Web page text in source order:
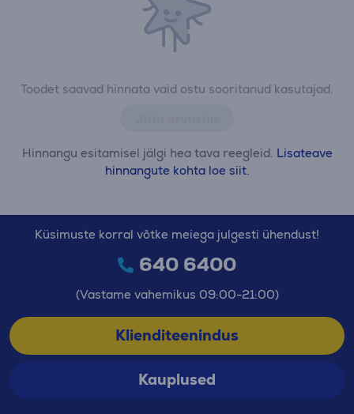
Toodet saavad hinnata vaid ostu sooritanud kasutajad.
Hinnangu esitamisel jälgi hea tava reegleid. Lisateave
hinnangute kohta loe siit.
Küsimuste korral võtke meiega julgesti ühendust!
640 6400
(Vastame vahemikus 09:00-21:00)
Klienditeenindus
Kauplused